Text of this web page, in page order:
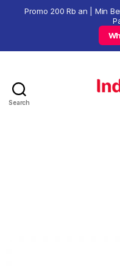
Search
Promo 200 Rb an | Min